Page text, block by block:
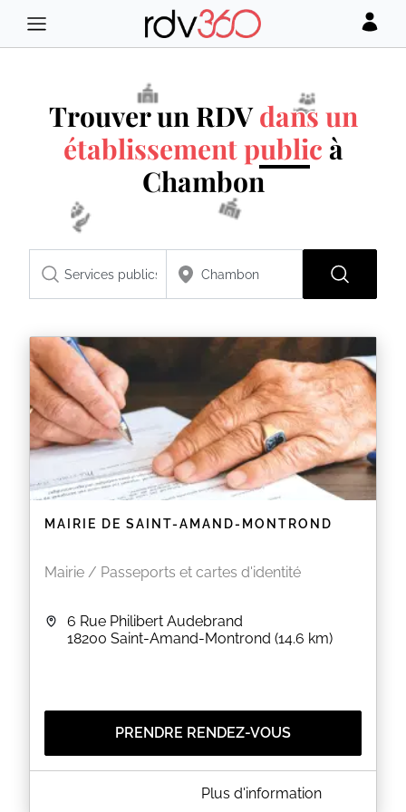
Trouver un RDVdans un
établissement public à
Chambon
MAIRIE DE SAINT-AMAND-MONTROND
Mairie / Passeports et cartes d'identité
6 Rue Philibert Audebrand
18200 Saint-Amand-Montrond (14.6 km)
PRENDRE RENDEZ-VOUS
A PROPOS DE MAIRIE DE SAINT-AMAND-MONTROND
Plus d'information